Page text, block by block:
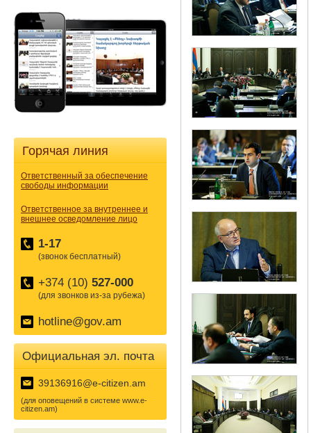
Горячая линия
Ответственный за обеспечение
свободы информации
Ответственное за внутреннее и
внешнее осведомление лицо
1-17
(звонок бесплатный)
+374 (10) 527-000
(для звонков из-за рубежа)
hotline@gov.am
Официальная эл. почта
39136916@e-citizen.am
(для оповещений в системе www.e-
citizen.am)